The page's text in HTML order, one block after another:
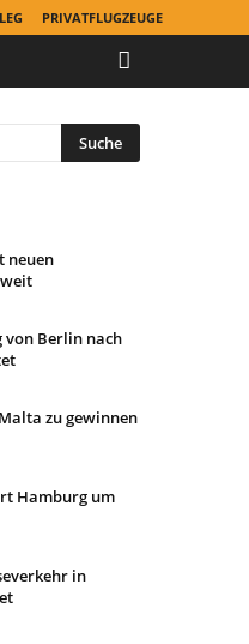
PRIVATFLUGZEUGE
neuen
von Berlin nach
zu gewinnen
Hamburg um
in